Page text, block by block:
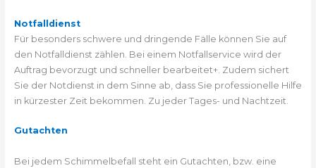
Notfalldienst
Für besonders schwere und dringende Fälle können Sie auf
den Notfalldienst zählen. Bei einem Notfallservice wird der
Auftrag bevorzugt und schneller bearbeitet+. Zudem sichert
Sie der Notdienst in dem Sinne ab, dass Sie professionelle Hilfe
in kürzester Zeit bekommen. Zu jeder Tages- und Nachtzeit.
Gutachten
Bei jedem Schimmelbefall steht ein Gutachten, bzw. eine